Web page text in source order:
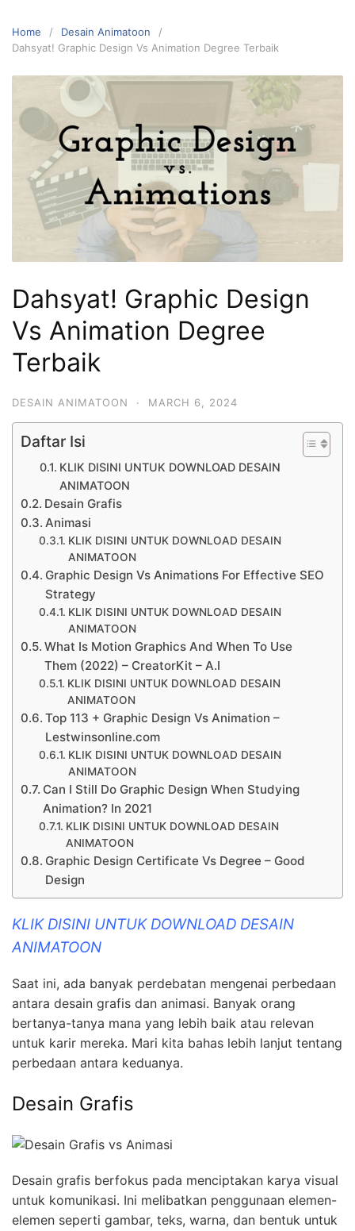
Home
Desain Animatoon
Dahsyat! Graphic Design Vs Animation Degree Terbaik
Dahsyat! Graphic Design
Vs Animation Degree
Terbaik
DESAIN ANIMATOON · MARCH 6, 2024
Daftar Isi
KLIK DISINI UNTUK DOWNLOAD DESAIN
ANIMATOON
Desain Grafis
Animasi
KLIK DISINI UNTUK DOWNLOAD DESAIN
ANIMATOON
Graphic Design Vs Animations For Effective SEO
Strategy
KLIK DISINI UNTUK DOWNLOAD DESAIN
ANIMATOON
What Is Motion Graphics And When To Use
Them (2022) – CreatorKit – A.I
KLIK DISINI UNTUK DOWNLOAD DESAIN
ANIMATOON
Top 113 + Graphic Design Vs Animation –
Lestwinsonline.com
KLIK DISINI UNTUK DOWNLOAD DESAIN
ANIMATOON
Can I Still Do Graphic Design When Studying
Animation? In 2021
KLIK DISINI UNTUK DOWNLOAD DESAIN
ANIMATOON
Graphic Design Certificate Vs Degree – Good
Design
KLIK DISINI UNTUK DOWNLOAD DESAIN
ANIMATOON
Saat ini, ada banyak perdebatan mengenai perbedaan
antara desain grafis dan animasi. Banyak orang
bertanya-tanya mana yang lebih baik atau relevan
untuk karir mereka. Mari kita bahas lebih lanjut tentang
perbedaan antara keduanya.
Desain Grafis
Desain grafis berfokus pada menciptakan karya visual
untuk komunikasi. Ini melibatkan penggunaan elemen-
elemen seperti gambar, teks, warna, dan bentuk untuk